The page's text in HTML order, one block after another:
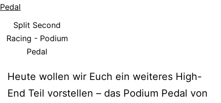
Split Second
Racing - Podium
Pedal
Heute wollen wir Euch ein weiteres High-
End Teil vorstellen – das Podium Pedal von